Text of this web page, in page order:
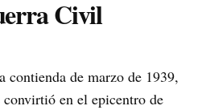
Civil
contienda de marzo de 1939,
en el epicentro de